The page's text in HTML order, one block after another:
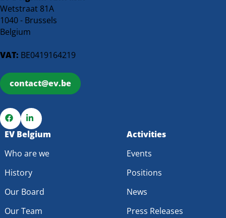
Wetstraat 81A
1040 - Brussels
Belgium
VAT: BE0419164219
contact@ev.be
Go
Facebook
Go
LinkedIn
EV Belgium
Who are we
History
Our Board
Our Team
Activities
Events
Positions
News
Press Releases